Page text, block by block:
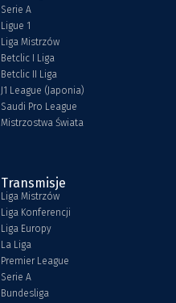
Serie A
Ligue 1
Liga Mistrzów
Betclic I Liga
Betclic II Liga
J1 League (Japonia)
Saudi Pro League
Mistrzostwa Świata
Transmisje
Liga Mistrzów
Liga Konferencji
Liga Europy
La Liga
Premier League
Serie A
Bundesliga